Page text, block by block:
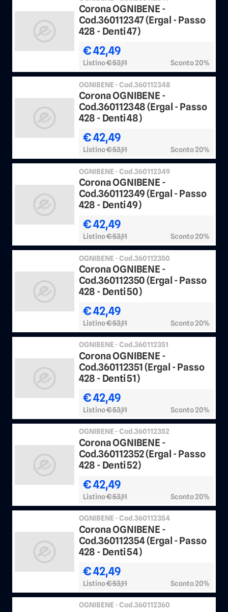
Corona OGNIBENE -
Cod.360112347 (Ergal - Passo
428 - Denti 47)
€ 42,49
Listino€ 53,11 Sconto 20%
OGNIBENE - Cod.360112348
Corona OGNIBENE -
Cod.360112348 (Ergal - Passo
428 - Denti 48)
€ 42,49
Listino€ 53,11 Sconto 20%
OGNIBENE - Cod.360112349
Corona OGNIBENE -
Cod.360112349 (Ergal - Passo
428 - Denti 49)
€ 42,49
Listino€ 53,11 Sconto 20%
OGNIBENE - Cod.360112350
Corona OGNIBENE -
Cod.360112350 (Ergal - Passo
428 - Denti 50)
€ 42,49
Listino€ 53,11 Sconto 20%
OGNIBENE - Cod.360112351
Corona OGNIBENE -
Cod.360112351 (Ergal - Passo
428 - Denti 51)
€ 42,49
Listino€ 53,11 Sconto 20%
OGNIBENE - Cod.360112352
Corona OGNIBENE -
Cod.360112352 (Ergal - Passo
428 - Denti 52)
€ 42,49
Listino€ 53,11 Sconto 20%
OGNIBENE - Cod.360112354
Corona OGNIBENE -
Cod.360112354 (Ergal - Passo
428 - Denti 54)
€ 42,49
Listino€ 53,11 Sconto 20%
OGNIBENE - Cod.360112360